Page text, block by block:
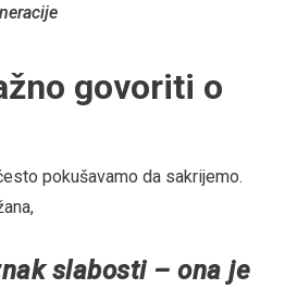
govoriti o
pokušavamo da sakrijemo.
slabosti – ona je